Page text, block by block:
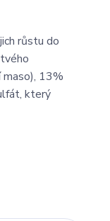
růstu do
maso), 13%
který